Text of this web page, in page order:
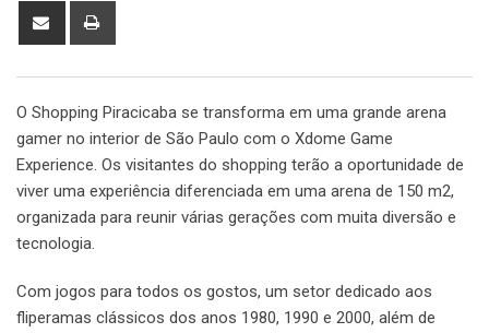
Share
O Shopping Piracicaba se transforma em uma grande arena
gamer no interior de São Paulo com o Xdome Game
Experience. Os visitantes do shopping terão a oportunidade de
viver uma experiência diferenciada em uma arena de 150 m2,
organizada para reunir várias gerações com muita diversão e
tecnologia.
Com jogos para todos os gostos, um setor dedicado aos
fliperamas clássicos dos anos 1980, 1990 e 2000, além de